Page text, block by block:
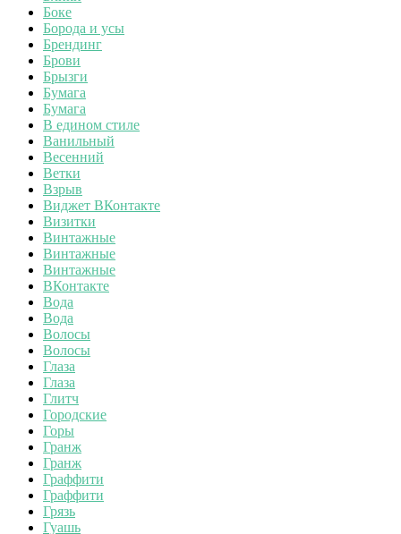
Боке
Борода и усы
Брендинг
Брови
Брызги
Бумага
Бумага
В едином стиле
Ванильный
Весенний
Ветки
Взрыв
Виджет ВКонтакте
Визитки
Винтажные
Винтажные
Винтажные
ВКонтакте
Вода
Вода
Волосы
Волосы
Глаза
Глаза
Глитч
Городские
Горы
Гранж
Гранж
Граффити
Граффити
Грязь
Гуашь